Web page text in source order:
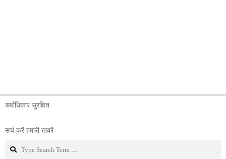
सर्वाधिकार सुरक्षित
सर्च करें हमारी खबरें